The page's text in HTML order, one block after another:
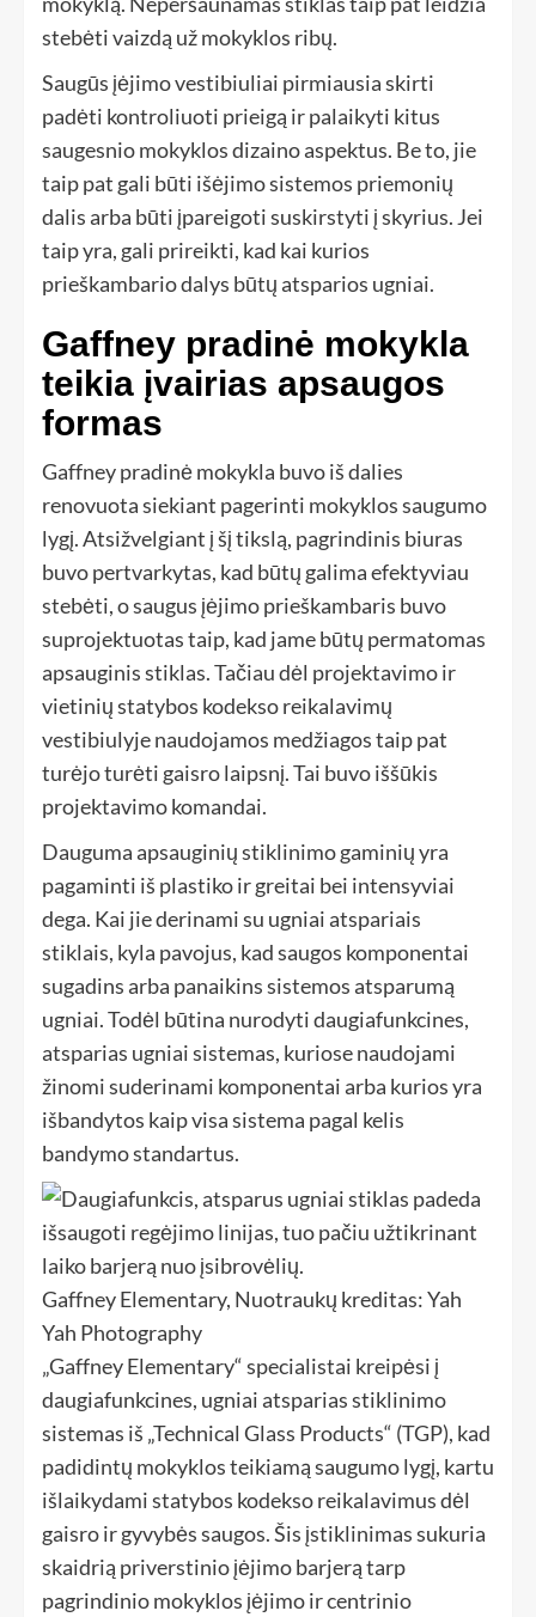
stebėti vaizdą už mokyklos ribų.
Saugūs įėjimo vestibiuliai pirmiausia skirti
padėti kontroliuoti prieigą ir palaikyti kitus
saugesnio mokyklos dizaino aspektus. Be to, jie
taip pat gali būti išėjimo sistemos priemonių
dalis arba būti įpareigoti suskirstyti į skyrius. Jei
taip yra, gali prireikti, kad kai kurios
prieškambario dalys būtų atsparios ugniai.
Gaffney pradinė mokykla
teikia įvairias apsaugos
formas
Gaffney pradinė mokykla buvo iš dalies
renovuota siekiant pagerinti mokyklos saugumo
lygį. Atsižvelgiant į šį tikslą, pagrindinis biuras
buvo pertvarkytas, kad būtų galima efektyviau
stebėti, o saugus įėjimo prieškambaris buvo
suprojektuotas taip, kad jame būtų permatomas
apsauginis stiklas. Tačiau dėl projektavimo ir
vietinių statybos kodekso reikalavimų
vestibiulyje naudojamos medžiagos taip pat
turėjo turėti gaisro laipsnį. Tai buvo iššūkis
projektavimo komandai.
Dauguma apsauginių stiklinimo gaminių yra
pagaminti iš plastiko ir greitai bei intensyviai
dega. Kai jie derinami su ugniai atspariais
stiklais, kyla pavojus, kad saugos komponentai
sugadins arba panaikins sistemos atsparumą
ugniai. Todėl būtina nurodyti daugiafunkcines,
atsparias ugniai sistemas, kuriose naudojami
žinomi suderinami komponentai arba kurios yra
išbandytos kaip visa sistema pagal kelis
bandymo standartus.
Gaffney Elementary, Nuotraukų kreditas: Yah
Yah Photography
„Gaffney Elementary“ specialistai kreipėsi į
daugiafunkcines, ugniai atsparias stiklinimo
sistemas iš „Technical Glass Products“ (TGP), kad
padidintų mokyklos teikiamą saugumo lygį, kartu
išlaikydami statybos kodekso reikalavimus dėl
gaisro ir gyvybės saugos. Šis įstiklinimas sukuria
skaidrią priverstinio įėjimo barjerą tarp
pagrindinio mokyklos įėjimo ir centrinio